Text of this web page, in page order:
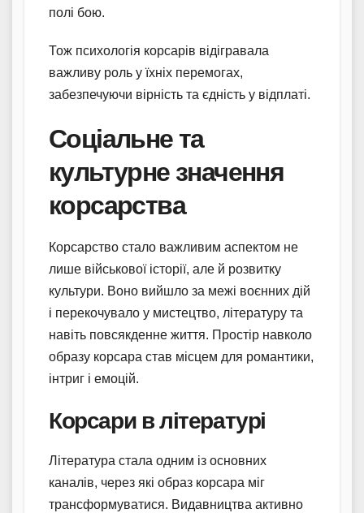
полі бою.
Тож психологія корсарів відігравала
важливу роль у їхніх перемогах,
забезпечуючи вірність та єдність у відплаті.
Соціальне та
культурне значення
корсарства
Корсарство стало важливим аспектом не
лише військової історії, але й розвитку
культури. Воно вийшло за межі воєнних дій
і перекочувало у мистецтво, літературу та
навіть повсякденне життя. Простір навколо
образу корсара став місцем для романтики,
інтриг і емоцій.
Корсари в літературі
Література стала одним із основних
каналів, через які образ корсара міг
трансформуватися. Видавництва активно